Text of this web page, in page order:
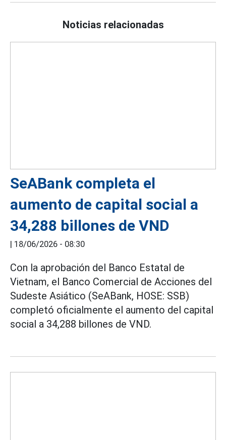
Noticias relacionadas
SeABank completa el
aumento de capital social a
34,288 billones de VND
| 18/06/2026 - 08:30
Con la aprobación del Banco Estatal de
Vietnam, el Banco Comercial de Acciones del
Sudeste Asiático (SeABank, HOSE: SSB)
completó oficialmente el aumento del capital
social a 34,288 billones de VND.